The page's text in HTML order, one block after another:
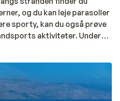
og du kan leje parasoller
sporty, kan du også prøve
aktiviteter. Under
i de pæne butikker, hvor